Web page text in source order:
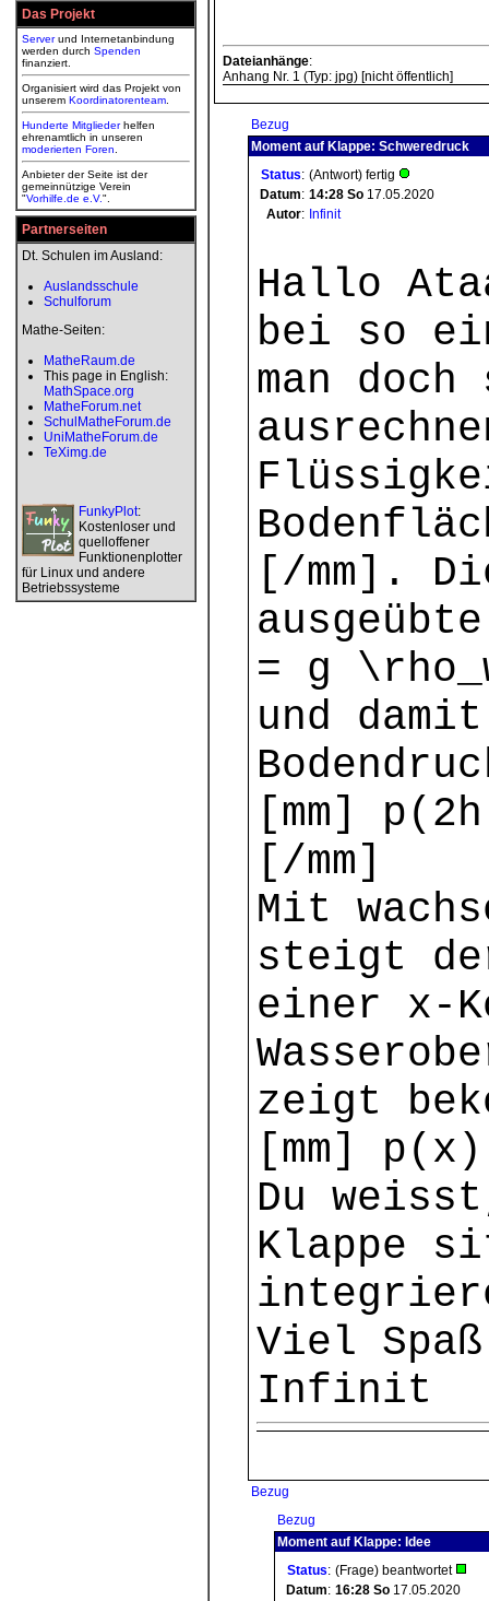
Das Projekt
Serverund Internetanbindung
werden durch Spenden
finanziert.
Organisiert wird das Projekt von
unserem Koordinatorenteam
Hunderte Mitgliederhelfen
ehrenamtlich in unseren
moderierten Foren
Anbieter der Seite ist der
gemeinnützige Verein
"Vorhilfe.de e.V.".
Partnerseiten
Dt. Schulen im Ausland:
Auslandsschule
Schulforum
Mathe-Seiten:
MatheRaum.de
This page in English:
MathSpace.org
MatheForum.net
SchulMatheForum.de
UniMatheForum.de
TeXimg.de
FunkyPlot:
Kostenloser und
quelloffener
Funktionenplotter
für Linux und andere
Betriebssysteme
Dateianhänge:
Anhang Nr. 1 (Typ: jpg) [nicht öffentlich]
Bezug
Moment auf Klappe: Schweredruck
Status: (Antwort) fertig
Datum: 14:28 So 17.05.2020
Autor: Infinit
Hallo
bei so
man
[/mm].
= g
und
[mm]
[/mm]
Mit
steigt
einer x-
zeigt
[mm]
Du
Klappe
Viel
Infinit
Bezug
Bezug
Moment auf Klappe: Idee
Status: (Frage) beantwortet
Datum: 16:28 So 17.05.2020